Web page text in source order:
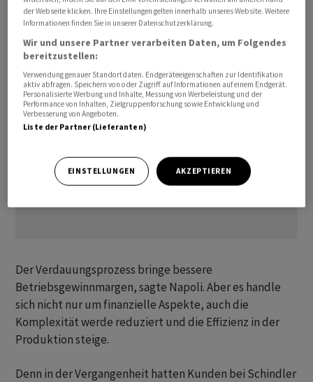
aufnehmen könne, müsse man die alte Nahrung
Der Verdauungsprozess bringe bessere
Betriebsgewinnmargen, sagte Napoli. Aber es handle
sich nicht nur um finanzielle Aspekte, auch die
Komplexität werde reduziert und die Effizienz in der
Produktion steige.
Denn in der Vergangenheit hatten Kunden bei Schindler
der Webseite klicken. Ihre Einstellungen gelten innerhalb unseres Website. Weitere
Informationen finden Sie in unserer Datenschutzerklärung.
Wir und unsere Partner verarbeiten Daten, um Folgendes
bereitzustellen:
Verwendung genauer Standortdaten. Endgeräteeigenschaften zur Identifikation
aktiv abfragen. Speichern von oder Zugriff auf Informationen auf einem Endgerät.
Personalisierte Werbung und Inhalte, Messung von Werbeleistung und der
Performance von Inhalten, Zielgruppenforschung sowie Entwicklung und
Verbesserung von Angeboten.
Liste der Partner (Lieferanten)
EINSTELLUNGEN AKZEPTIEREN